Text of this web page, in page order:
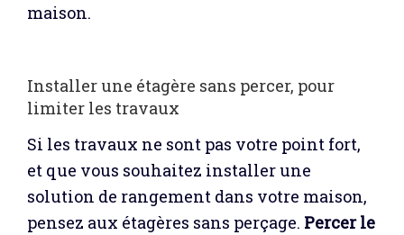
maison.
Installer une étagère sans percer, pour
limiter les travaux
Si les travaux ne sont pas votre point fort,
et que vous souhaitez installer une
solution de rangement dans votre maison,
pensez aux étagères sans perçage. Percer le